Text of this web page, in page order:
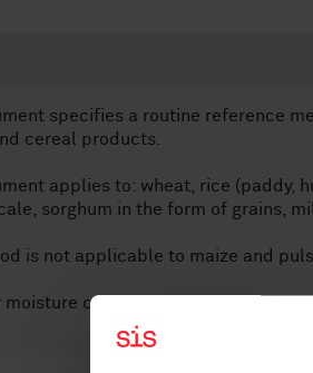
specifies a routine reference
cereal products.
applies to: wheat, rice (paddy,
sorghum in the form of grains,
is not applicable to maize and
moisture content determination in